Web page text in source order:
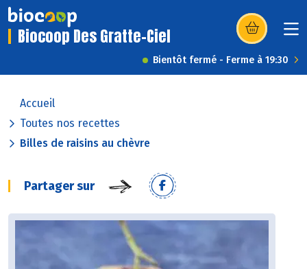
Biocoop Des Gratte-Ciel (s’ouvre dans
Bientôt fermé - Ferme à 19:30
Accueil
Toutes nos recettes
Billes de raisins au chèvre
Partager sur